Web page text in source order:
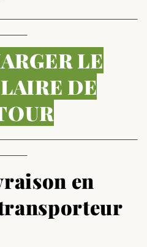
LE
DE
en